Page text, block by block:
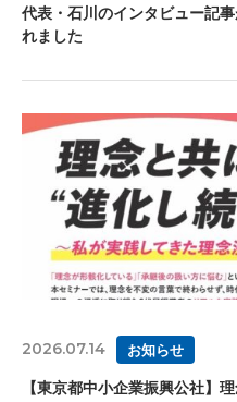
代表・石川のインタビュー記
れました
2026.07.14 お知らせ
【東京都中小企業振興公社】